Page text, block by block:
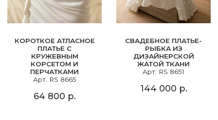
КОРОТКОЕ АТЛАСНОЕ
ПЛАТЬЕ С
КРУЖЕВНЫМ
КОРСЕТОМ И
ПЕРЧАТКАМИ
Арт. RS 8665
64 800 р.
СВАДЕБНОЕ ПЛАТЬЕ-
РЫБКА ИЗ
ДИЗАЙНЕРСКОЙ
ЖАТОЙ ТКАНИ
Арт. RS 8651
144 000 р.